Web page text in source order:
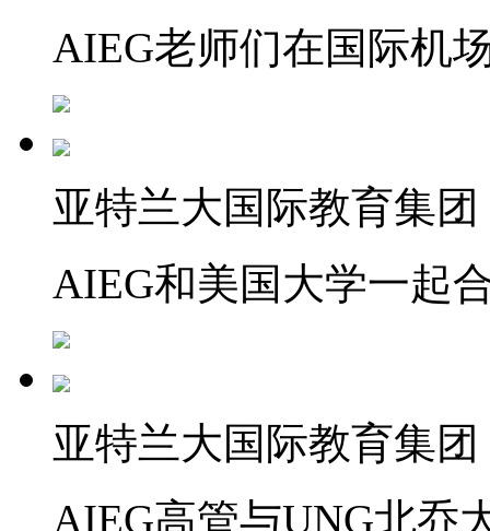
AIEG老师们在国际机
亚特兰大国际教育集团
AIEG和美国大学一起
亚特兰大国际教育集团
AIEG高管与UNG北乔